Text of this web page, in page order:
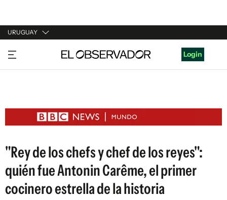
URUGUAY
URUGUAY
ARGENTINA
ESTADOS UNIDOS
Login
"Rey de los chefs y chef de los reyes":
quién fue Antonin Carême, el primer
cocinero estrella de la historia